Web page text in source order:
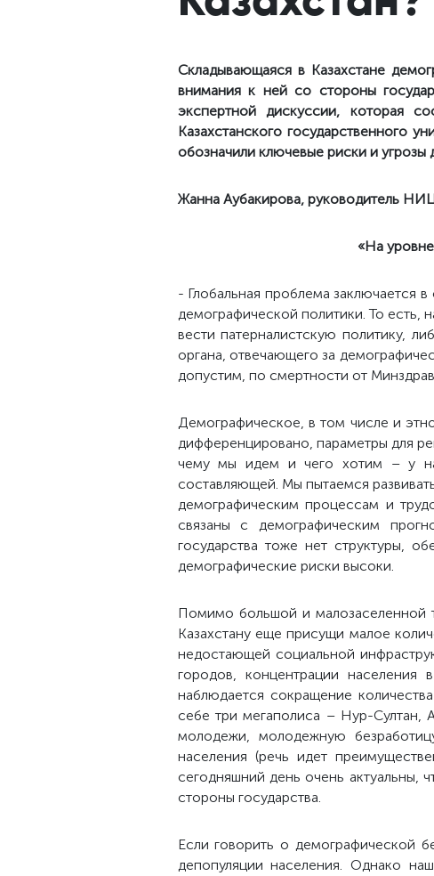
Складывающаяся в Казахстане
внимания к ней со стороны
экспертной дискуссии, которая
Казахстанского государственного
обозначили ключевые риски и угрозы
Жанна Аубакирова, руководитель НИЦ
«На
- Глобальная проблема заключается
демографической политики. То есть,
вести патерналистскую политику,
органа, отвечающего за
допустим, по смертности от
Демографическое, в том числе и
дифференцировано, параметры для
чему мы идем и чего хотим – у
составляющей. Мы пытаемся
демографическим процессам и
связаны с демографическим
государства тоже нет структуры,
демографические риски высоки.
Помимо большой и малозаселенной
Казахстану еще присущи малое
недостающей социальной
городов, концентрации
наблюдается сокращение
себе три мегаполиса – Нур-Султан,
молодежи, молодежную
населения (речь идет
сегодняшний день очень актуальны,
стороны государства.
Если говорить о демографической
депопуляции населения. Однако